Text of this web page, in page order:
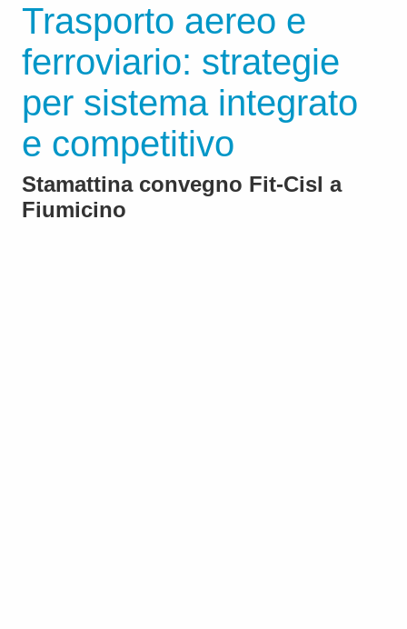
Trasporto aereo e
ferroviario: strategie
per sistema integrato
e competitivo
Stamattina convegno Fit-Cisl a
Fiumicino